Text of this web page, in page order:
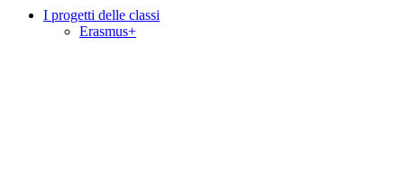
I progetti delle classi
Erasmus+